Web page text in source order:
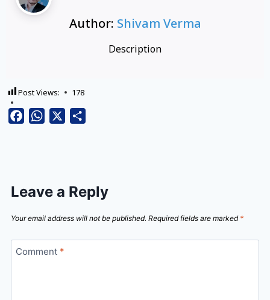
Author: Shivam Verma
Description
Post Views: 178
FacebookWhatsApp
Leave a Reply
Your email address will not be published. Required fields are marked *
Comment *